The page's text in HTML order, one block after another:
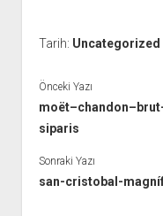
Tarih: Uncategorized
Önceki Yazı
siparis
Sonraki Yazı
san-cristobal-